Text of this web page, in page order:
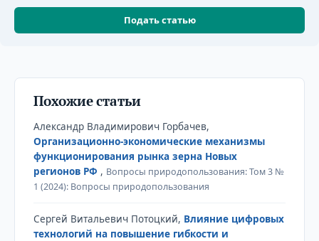
Подать статью
Похожие статьи
Александр Владимирович Горбачев,
Организационно-экономические механизмы
функционирования рынка зерна Новых
регионов РФ , Вопросы природопользования: Том 3 №
1 (2024): Вопросы природопользования
Сергей Витальевич Потоцкий, Влияние цифровых
технологий на повышение гибкости и